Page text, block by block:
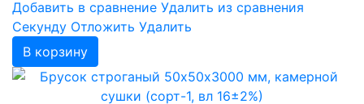
Добавить в сравнение Удалить из сравнения
Cекунду Отложить Удалить
В корзину